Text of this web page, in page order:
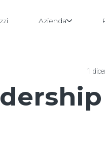
Azienda
1